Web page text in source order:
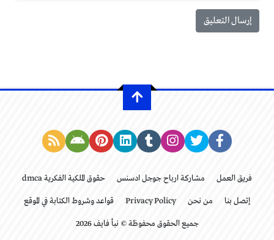
فريق العمل مشاركة ارباح جوجل ادسنس حقوق الملكية الفكرية dmca
إتصل بنا من نحن Privacy Policy قواعد وشروط الكتابة في الموقع
جميع الحقوق محفوظة © نبأ فايف 2026